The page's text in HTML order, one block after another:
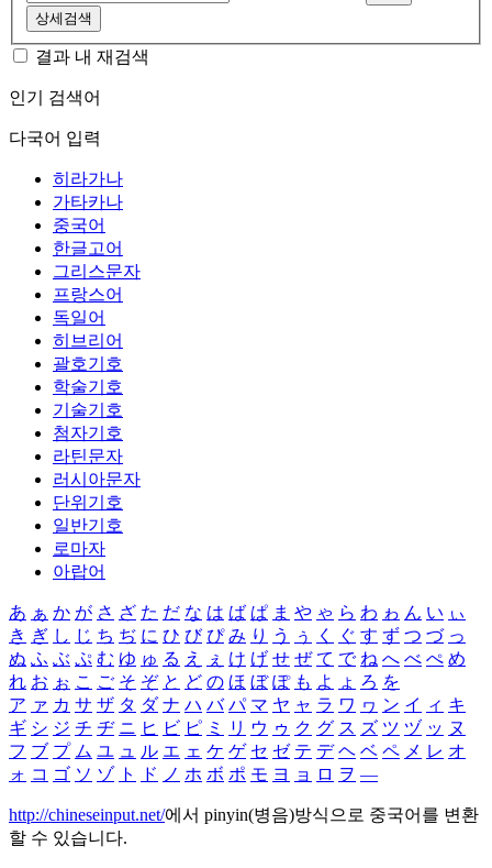
상세검색
결과 내 재검색
인기 검색어
다국어 입력
히라가나
가타카나
중국어
한글고어
그리스문자
프랑스어
독일어
히브리어
괄호기호
학술기호
기술기호
첨자기호
라틴문자
러시아문자
단위기호
일반기호
로마자
아랍어
あ ぁ か が さ ざ た だ な は ば ぱ ま や ゃ ら わ ゎ ん い ぃ
き ぎ し じ ち ぢ に ひ び ぴ み り う ぅ く ぐ す ず つ づ っ
ぬ ふ ぶ ぷ む ゆ ゅ る え ぇ け げ せ ぜ て で ね へ べ ぺ め
れ お ぉ こ ご そ ぞ と ど の ほ ぼ ぽ も よ ょ ろ を
ア ァ カ サ ザ タ ダ ナ ハ バ パ マ ヤ ャ ラ ワ ヮ ン イ ィ キ
ギ シ ジ チ ヂ ニ ヒ ビ ピ ミ リ ウ ゥ ク グ ス ズ ツ ヅ ッ ヌ
フ ブ プ ム ユ ュ ル エ ェ ケ ゲ セ ゼ テ デ ヘ ベ ペ メ レ オ
ォ コ ゴ ソ ゾ ト ド ノ ホ ボ ポ モ ヨ ョ ロ ヲ ―
http://chineseinput.net/에서 pinyin(병음)방식으로 중국어를 변환
할 수 있습니다.